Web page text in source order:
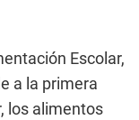
Escolar,
a la primera
los alimentos